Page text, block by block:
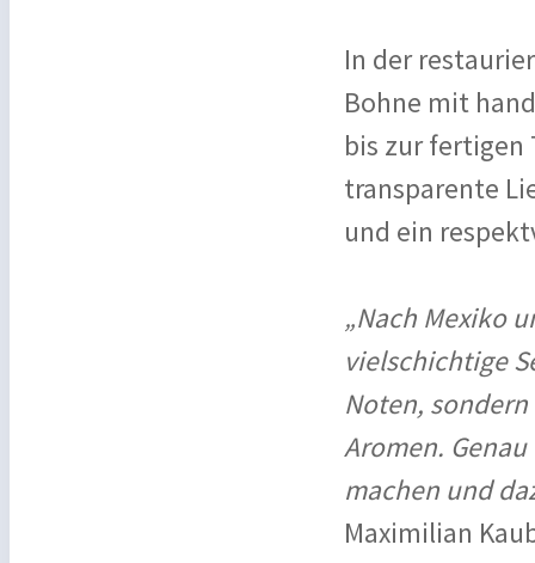
In der
Bohne mit
bis zur fertigen
transparente
und ein
„Nach Mexiko
vielschichtige
Noten,
Aromen.
machen und
Maximilian